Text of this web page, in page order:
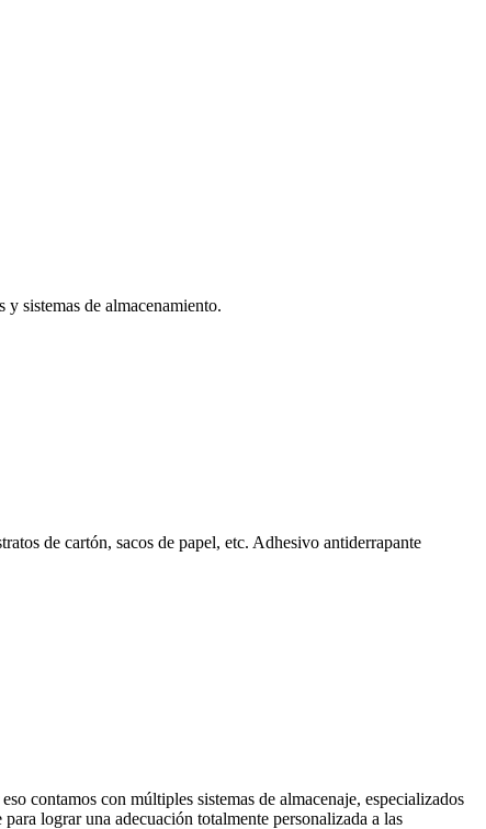
sistemas de almacenamiento.
de cartón, sacos de papel, etc. Adhesivo antiderrapante
contamos con múltiples sistemas de almacenaje, especializados
lograr una adecuación totalmente personalizada a las